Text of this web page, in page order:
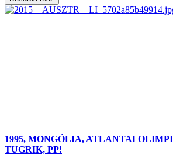
1995, MONGÓLIA, ATLANTAI
TUGRIK, PP!